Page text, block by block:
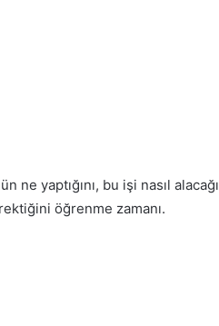
ne yaptığını, bu işi nasıl
öğrenme zamanı.